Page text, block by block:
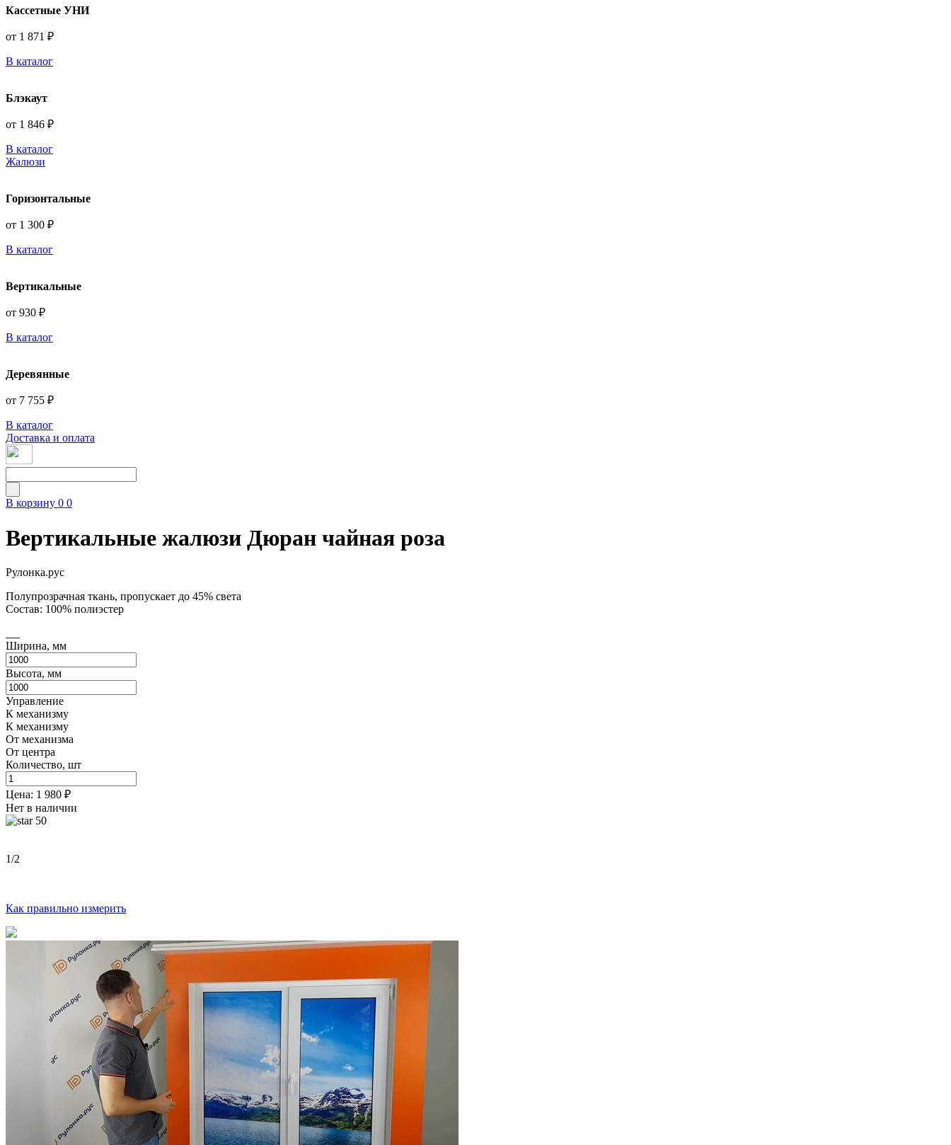
Кассетные УНИ
от 1 871 ₽
В каталог
Блэкаут
от 1 846 ₽
В каталог
Жалюзи
Горизонтальные
от 1 300 ₽
В каталог
Вертикальные
от 930 ₽
В каталог
Деревянные
от 7 755 ₽
В каталог
Доставка и оплата
В корзину 0 0
Вертикальные жалюзи Дюран чайная роза
Рулонка.рус
Полупрозрачная ткань, пропускает до 45% света
Состав: 100% полиэстер
Ширина, мм
Высота, мм
Управление
К механизму
К механизму
От механизма
От центра
Количество, шт
Цена: 1 980 ₽
Нет в наличии
50
1/2
Как правильно измерить